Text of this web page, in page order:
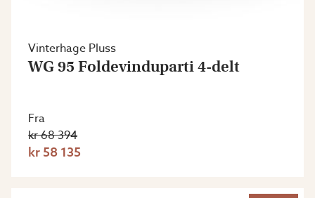
Vinterhage Pluss
WG 95 Foldevinduparti 4-delt
Fra
kr 68 394
kr 58 135